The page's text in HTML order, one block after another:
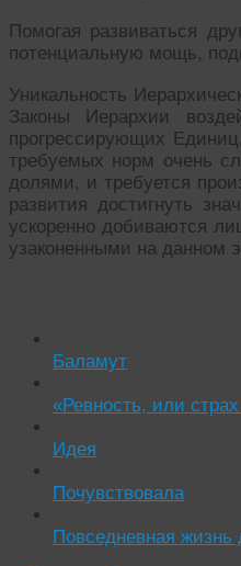
Помогая развиваться
потенциальную мощь,
Уникальность
Законы Иерархии
прогрессирующих
требуемых норм очень
долями, и требуется
развития достигнуть
ускоренно добиваются
узаконенными на данном
Баламут
«Ревность, или
Идея
Почувствовала
Повседневная